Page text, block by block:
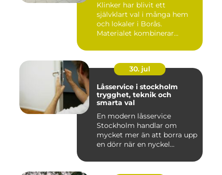
Klinker har blivit ett
självklart val i många hem
och lokaler i Borås.
Materialet kombinerar
30. jul
Låsservice i stockholm
trygghet, teknik och
smarta val
En modern låsservice
Stockholm handlar om
mycket mer än att borra upp
en dörr när en nyckel